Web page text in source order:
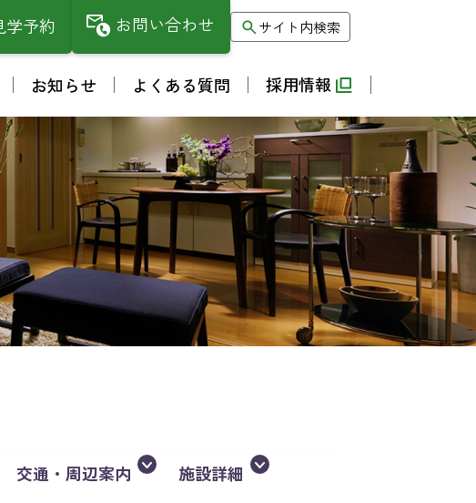
学予約 お問い合わせ サイト内検索
お知らせ よくある質問 採用情報
交通・周辺案内 施設詳細